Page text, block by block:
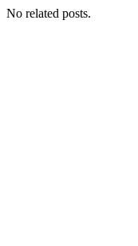
No related posts.